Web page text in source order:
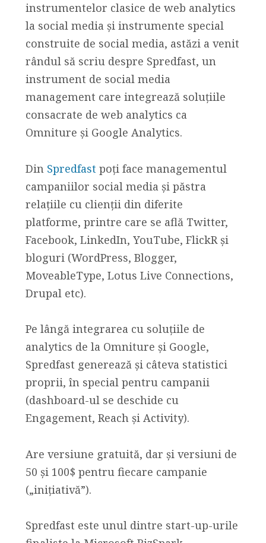
instrumentelor clasice de web analytics
la social media și instrumente special
construite de social media, astăzi a venit
rândul să scriu despre Spredfast, un
instrument de social media
management care integrează soluțiile
consacrate de web analytics ca
Omniture și Google Analytics.
Din Spredfast poți face managementul
campaniilor social media și păstra
relațiile cu clienții din diferite
platforme, printre care se află Twitter,
Facebook, LinkedIn, YouTube, FlickR și
bloguri (WordPress, Blogger,
MoveableType, Lotus Live Connections,
Drupal etc).
Pe lângă integrarea cu soluțiile de
analytics de la Omniture și Google,
Spredfast generează și câteva statistici
proprii, în special pentru campanii
(dashboard-ul se deschide cu
Engagement, Reach și Activity).
Are versiune gratuită, dar și versiuni de
50 și 100$ pentru fiecare campanie
(„inițiativă”).
Spredfast este unul dintre start-up-urile